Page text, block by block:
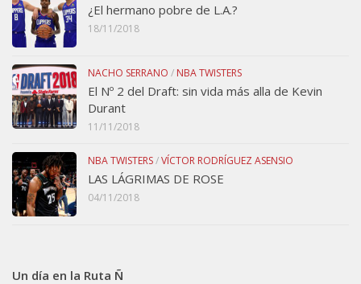
¿El hermano pobre de L.A.?
18/11/2018
NACHO SERRANO / NBA TWISTERS
El Nº 2 del Draft: sin vida más alla de Kevin
Durant
11/11/2018
NBA TWISTERS/VÍCTOR RODRÍGUEZ ASENSIO
LAS LÁGRIMAS DE ROSE
04/11/2018
Un día en la Ruta Ñ